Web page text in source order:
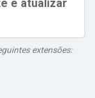
e atualizar
extensões: